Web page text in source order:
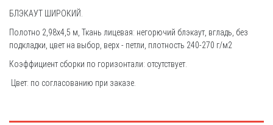
БЛЭКАУТ ШИРОКИЙ.
Полотно 2,98х4,5 м, Ткань лицевая: негорючий блэкаут, вгладь, без
подкладки, цвет на выбор, верх - петли, плотность 240-270 г/м2
Коэффициент сборки по горизонтали: отсутствует.
Цвет: по согласованию при заказе.